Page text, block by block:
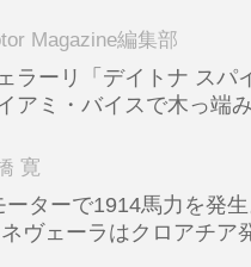
Magazine編集部
ラーリ「デイトナ スパ
アミ・バイスで木っ端
寛
ーターで1914馬力を発
ヴェーラはクロアチア